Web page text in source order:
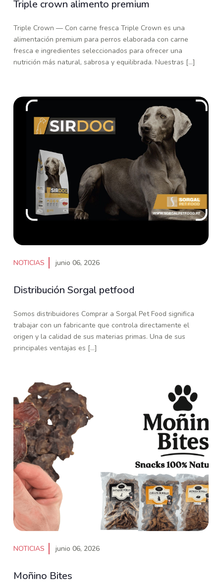
Triple crown alimento premium
Triple Crown — Con carne fresca Triple Crown es una
alimentación premium para perros elaborada con carne
fresca e ingredientes seleccionados para ofrecer una
nutrición más natural, sabrosa y equilibrada. Nuestras [...]
NOTICIAS junio 06, 2026
Distribución Sorgal petfood
Somos distribuidores Comprar a Sorgal Pet Food significa
trabajar con un fabricante que controla directamente el
origen y la calidad de sus materias primas. Una de sus
principales ventajas es [...]
NOTICIAS junio 06, 2026
Moñino Bites